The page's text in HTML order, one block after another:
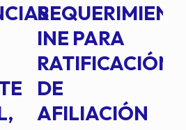
INE PARA
RATIFICACIÓN
DE
AFILIACIÓN